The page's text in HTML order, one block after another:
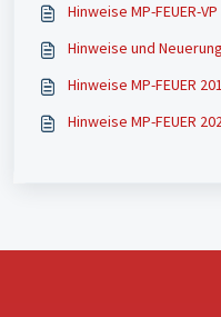
Hinweise MP-FEUER-
Hinweise und
Hinweise MP-FEUER
Hinweise MP-FEUER